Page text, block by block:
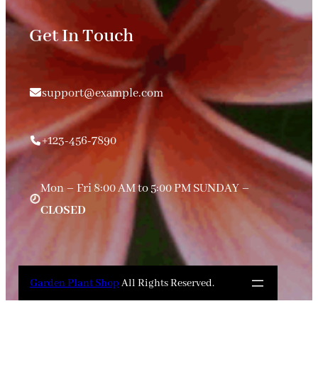
Get In Touch
support@example.com
+123-456-7890
Mon – Fri 8:00 AM to 5:00 PM SUNDAY –
CLOSED
Garden Plant Shop All Rights Reserved.